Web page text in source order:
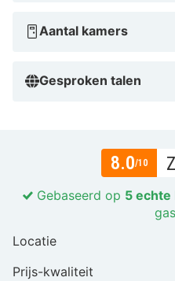
Aantal kamers
Gesproken talen
8.0/10
Gebaseerd op 5 echte
Locatie
Prijs-kwaliteit